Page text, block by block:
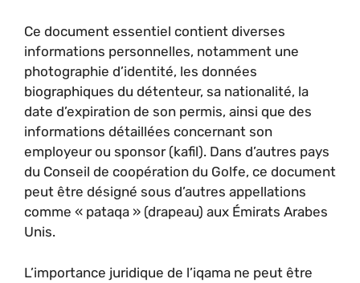
Ce document essentiel contient diverses
informations personnelles, notamment une
photographie d’identité, les données
biographiques du détenteur, sa nationalité, la
date d’expiration de son permis, ainsi que des
informations détaillées concernant son
employeur ou sponsor (kafil). Dans d’autres pays
du Conseil de coopération du Golfe, ce document
peut être désigné sous d’autres appellations
comme « pataqa » (drapeau) aux Émirats Arabes
Unis.
L’importance juridique de l’iqama ne peut être